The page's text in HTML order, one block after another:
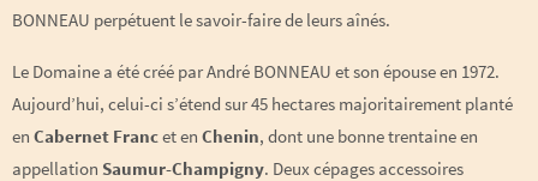
BONNEAU perpétuent le savoir-faire de leurs aînés.
Le Domaine a été créé par André BONNEAU et son épouse en 1972.
Aujourd’hui, celui-ci s’étend sur 45 hectares majoritairement planté
en Cabernet Francet en Chenin, dont une bonne trentaine en
appellation Saumur-Champigny. Deux cépages accessoires